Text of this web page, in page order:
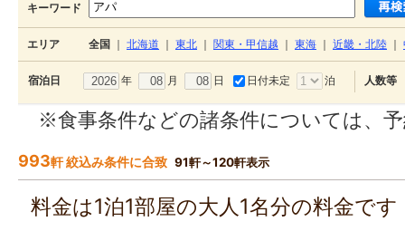
キーワード
エリア 全国 北海道 東北 関東・甲信越 東海 近畿・北陸
宿泊日 年 月 日 日付未定 泊 人数等
※食事条件などの諸条件については、
993軒 絞込み条件に合致 91軒～120軒表示
料金は1泊1部屋の大人1名分の料金で